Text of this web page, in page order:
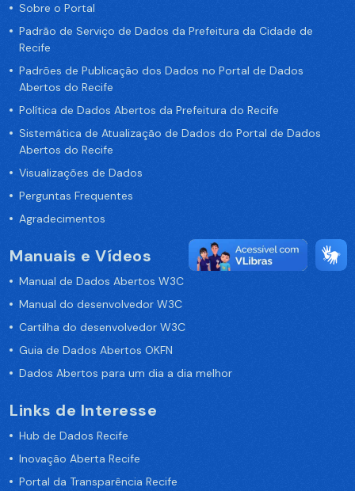
Sobre o Portal
Padrão de Serviço de Dados da Prefeitura da Cidade de
Recife
Padrões de Publicação dos Dados no Portal de Dados
Abertos do Recife
Política de Dados Abertos da Prefeitura do Recife
Sistemática de Atualização de Dados do Portal de Dados
Abertos do Recife
Visualizações de Dados
Perguntas Frequentes
Agradecimentos
Manuais e Vídeos
Manual de Dados Abertos W3C
Manual do desenvolvedor W3C
Cartilha do desenvolvedor W3C
Guia de Dados Abertos OKFN
Dados Abertos para um dia a dia melhor
Links de Interesse
Hub de Dados Recife
Inovação Aberta Recife
Portal da Transparência Recife